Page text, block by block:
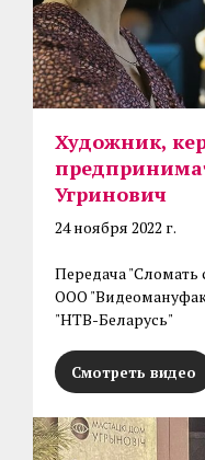
Художник,
Угринович
24 ноября 2022 г.
Передача "Сломать
ООО
"НТВ-Беларусь"
Смотреть видео